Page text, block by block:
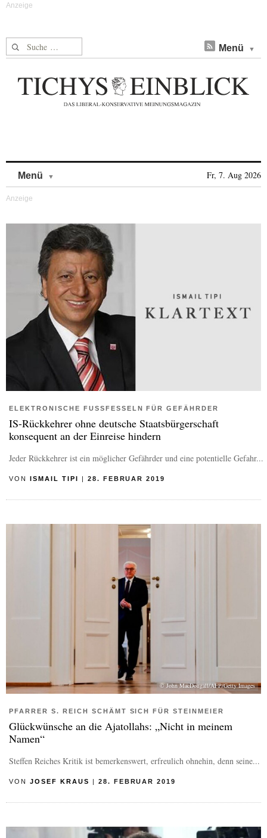
Suche nach: Menü
Menü Fr, 7. Aug 2026
ELEKTRONISCHE FUSSFESSELN FÜR GEFÄHRDER
IS-Rückkehrer ohne deutsche Staatsbürgerschaft
konsequent an der Einreise hindern
Jeder Rückkehrer ist ein möglicher Gefährder und eine potentielle Gefahr...
VON ISMAIL TIPI | 28. FEBRUAR 2019
© John MacDougall/AFP/Getty Images
PFARRER S. REICH SCHÄMT SICH FÜR STEINMEIER
Glückwünsche an die Ajatollahs: „Nicht in meinem
Namen“
Steffen Reiches Kritik ist bemerkenswert, erfreulich ohnehin, denn seine...
VON JOSEF KRAUS 28. FEBRUAR 2019